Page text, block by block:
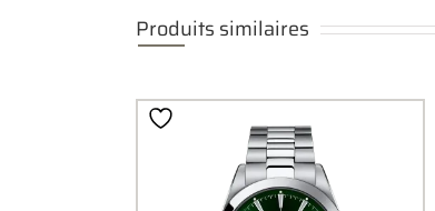
Produits similaires